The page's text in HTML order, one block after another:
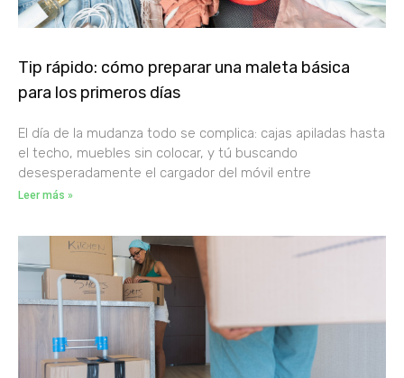
Tip rápido: cómo preparar una maleta básica
para los primeros días
El día de la mudanza todo se complica: cajas apiladas hasta
el techo, muebles sin colocar, y tú buscando
desesperadamente el cargador del móvil entre
Leer más »